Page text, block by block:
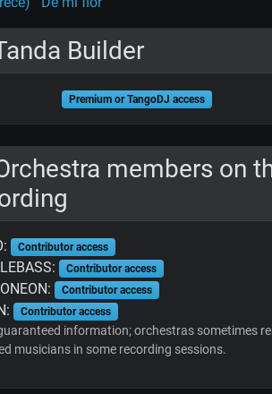
Builder
Premium or TangoDJ access
members on
Contributor access
Contributor access
Contributor access
Contributor access
information; orchestras sometimes
musicians in some recording sessions.